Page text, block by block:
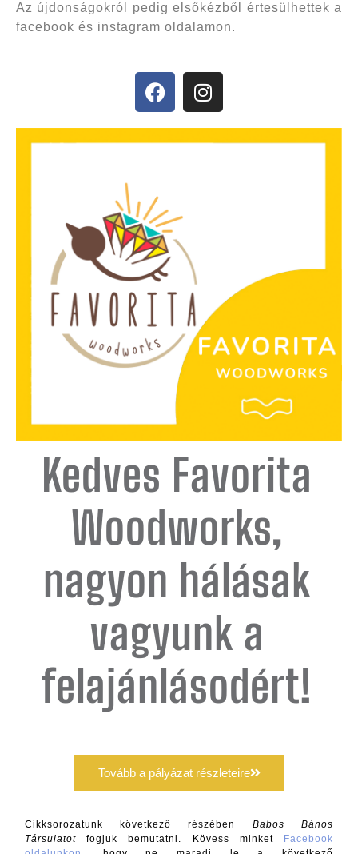
Az újdonságokról pedig elsőkézből értesülhettek a
facebook és instagram oldalamon.
Kedves Favorita
Woodworks,
nagyon hálásak
vagyunk a
felajánlásodért!
Tovább a pályázat részleteire
Cikksorozatunk következő részében Babos Bános
Társulatot
fogjuk bemutatni. Kövess minket Facebook